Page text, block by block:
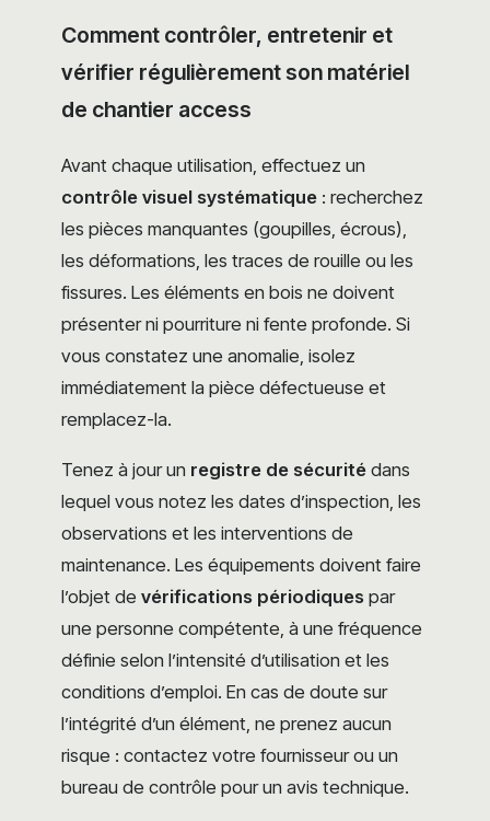
Comment contrôler, entretenir et
vérifier régulièrement son matériel
de chantier access
Avant chaque utilisation, effectuez un
contrôle visuel systématique : recherchez
les pièces manquantes (goupilles, écrous),
les déformations, les traces de rouille ou les
fissures. Les éléments en bois ne doivent
présenter ni pourriture ni fente profonde. Si
vous constatez une anomalie, isolez
immédiatement la pièce défectueuse et
remplacez-la.
Tenez à jour un registre de sécurité dans
lequel vous notez les dates d’inspection, les
observations et les interventions de
maintenance. Les équipements doivent faire
l’objet de vérifications périodiques par
une personne compétente, à une fréquence
définie selon l’intensité d’utilisation et les
conditions d’emploi. En cas de doute sur
l’intégrité d’un élément, ne prenez aucun
risque : contactez votre fournisseur ou un
bureau de contrôle pour un avis technique.